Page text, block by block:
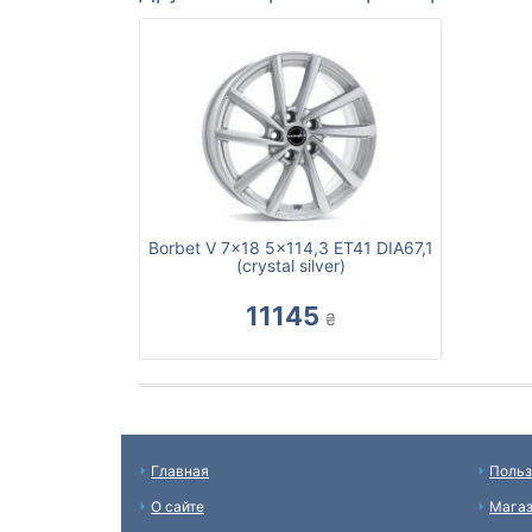
Borbet V 7x18 5x114,3 ET41 DIA67,1
(crystal silver)
11145 ₴
Главная
О сайте